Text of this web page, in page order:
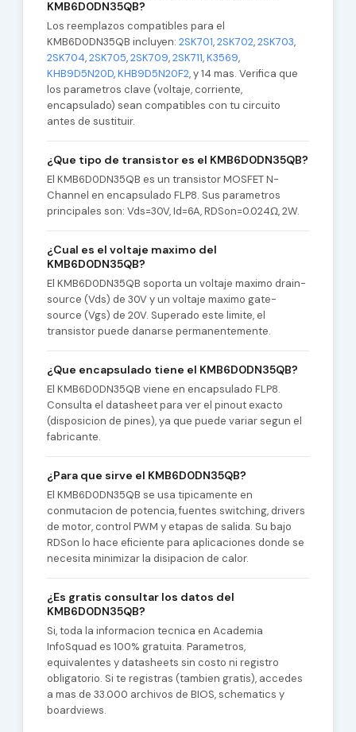
KMB6D0DN35QB?
Los reemplazos compatibles para el
KMB6D0DN35QB incluyen: 2SK701,2SK702,2SK703,
2SK704,2SK705,2SK709,2SK711,K3569,
KHB9D5N20D,KHB9D5N20F2, y 14 mas. Verifica que
los parametros clave (voltaje, corriente,
encapsulado) sean compatibles con tu circuito
antes de sustituir.
¿Que tipo de transistor es el KMB6D0DN35QB?
El KMB6D0DN35QB es un transistor MOSFET N-
Channel en encapsulado FLP8. Sus parametros
principales son: Vds=30V, Id=6A, RDSon=0.024Ω, 2W.
¿Cual es el voltaje maximo del
KMB6D0DN35QB?
El KMB6D0DN35QB soporta un voltaje maximo drain-
source (Vds) de 30V y un voltaje maximo gate-
source (Vgs) de 20V. Superado este limite, el
transistor puede danarse permanentemente.
¿Que encapsulado tiene el KMB6D0DN35QB?
El KMB6D0DN35QB viene en encapsulado FLP8.
Consulta el datasheet para ver el pinout exacto
(disposicion de pines), ya que puede variar segun el
fabricante.
¿Para que sirve el KMB6D0DN35QB?
El KMB6D0DN35QB se usa tipicamente en
conmutacion de potencia, fuentes switching, drivers
de motor, control PWM y etapas de salida. Su bajo
RDSon lo hace eficiente para aplicaciones donde se
necesita minimizar la disipacion de calor.
¿Es gratis consultar los datos del
KMB6D0DN35QB?
Si, toda la informacion tecnica en Academia
InfoSquad es 100% gratuita. Parametros,
equivalentes y datasheets sin costo ni registro
obligatorio. Si te registras (tambien gratis), accedes
a mas de 33.000 archivos de BIOS, schematics y
boardviews.